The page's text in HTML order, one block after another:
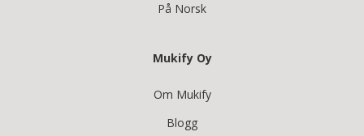
På Norsk
Mukify Oy
Om Mukify
Blogg